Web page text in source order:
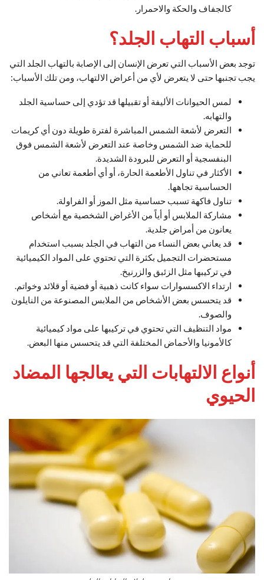
كالجفاف والحكة والاحمرار.
أسباب التهاب الجلد؟
توجد بعض الأسباب التي تعرض الإنسان إلى الإصابة بالتهاب الجلد التي
يجب تجنبها حتى لا يتعرض لأي من أعراض الالتهاب، ومن تلك الأسباب:
لمس الحيوانات الأليفة أو تقبيلها قد تؤدي إلى حساسية الجلد
والتهابه.
التعرض لأشعة الشمس المباشرة لفترة طويلة دون أي كريمات
للحماية ضد الشمس وخاصة عند التعرض لأشعة الشمس فوق
البنفسجية أو التعرض للبرودة الشديدة.
الأكثار في تناول الأطعمة الحارة، أو أي أطعمة تعاني من
الحساسية تجاهها.
تناول فاكهة تسبب حساسية مثل الموز أو الفراولة.
مشاركة الملابس أو أياً من الأغراض الشخصية مع أشخاص
يعانون من أمراض جلدية.
قد يعاني بعض النساء من التهاب في الجلد بسبب استخدام
مستحضرات التجميل بكثرة التي تحتوي على المواد الكيميائية
في تركيبها مثل الزئبق والزرنيخ.
ارتداء الاكسسوارات سواء كانت ذهبية أو فضية أو قلائد وخواتم.
قد يتحسس بعض الأشخاص من الملابس المصنوعة من النايلون
والصوف.
مواد التنظيف التي تحتوي في تركيبها على مواد كيميائية
كالأمونيا والأحماض المختلفة التي قد يتحسس منها البعض.
أنواع الالتهابات التي يعالجها المضاد
الحيوي